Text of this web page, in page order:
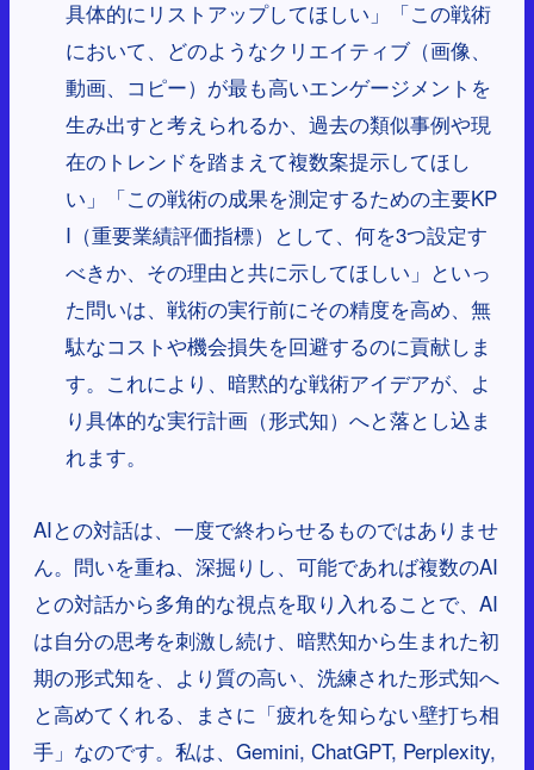
具体的にリストアップしてほしい」「この戦術
において、どのようなクリエイティブ（画像、
動画、コピー）が最も高いエンゲージメントを
生み出すと考えられるか、過去の類似事例や現
在のトレンドを踏まえて複数案提示してほし
い」「この戦術の成果を測定するための主要KP
I（重要業績評価指標）として、何を3つ設定す
べきか、その理由と共に示してほしい」といっ
た問いは、戦術の実行前にその精度を高め、無
駄なコストや機会損失を回避するのに貢献しま
す。これにより、暗黙的な戦術アイデアが、よ
り具体的な実行計画（形式知）へと落とし込ま
れます。
AIとの対話は、一度で終わらせるものではありませ
ん。問いを重ね、深掘りし、可能であれば複数のAI
との対話から多角的な視点を取り入れることで、AI
は自分の思考を刺激し続け、暗黙知から生まれた初
期の形式知を、より質の高い、洗練された形式知へ
と高めてくれる、まさに「疲れを知らない壁打ち相
手」なのです。私は、Gemini, ChatGPT, Perplexity,